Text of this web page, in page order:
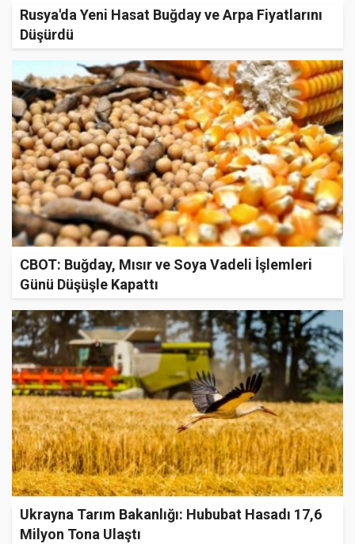
Rusya'da Yeni Hasat Buğday ve Arpa Fiyatlarını
Düşürdü
CBOT: Buğday, Mısır ve Soya Vadeli İşlemleri
Günü Düşüşle Kapattı
Ukrayna Tarım Bakanlığı: Hububat Hasadı 17,6
Milyon Tona Ulaştı